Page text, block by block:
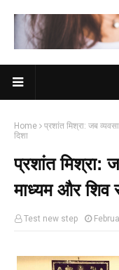
Home
प्रशांत मिश्रा: जब
दिशा
प्रशांत मिश्रा:
माध्यम और शिव
Test new step